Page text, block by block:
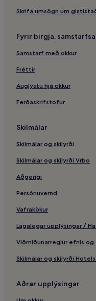
Skrifa umsögn um
Fyrir birgja,
Samstarf með okkur
Fréttir
Auglýstu hjá okkur
Ferðaskrifstofur
Skilmálar
Skilmálar og skilyrði
Skilmálar og skilyrði Vrbo
Aðgengi
Persónuvernd
Vafrakökur
Lagalegar upplýsingar /
Viðmiðunarreglur efnis
Skilmálar og skilyrði
Aðrar upplýsingar